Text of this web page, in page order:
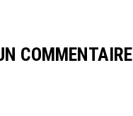
COMMENTAIRE